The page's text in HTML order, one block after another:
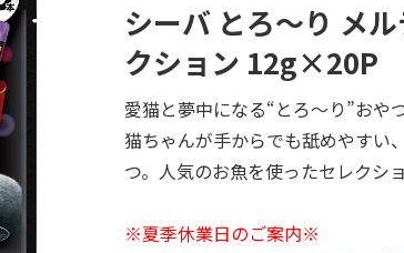
シーバ とろ～り メ
クション 12g×20P
愛猫と夢中になる“とろ～り”おや
猫ちゃんが手からでも舐めやすい
つ。人気のお魚を使ったセレクシ
※夏季休業日のご案内※